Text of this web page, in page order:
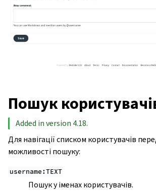
Пошук
Added in version 4.18.
Для навігації списком користувачів
можливості пошуку:
username:TEXT
Пошук у іменах користувачів.